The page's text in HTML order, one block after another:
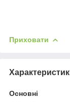
Приховати
Основні